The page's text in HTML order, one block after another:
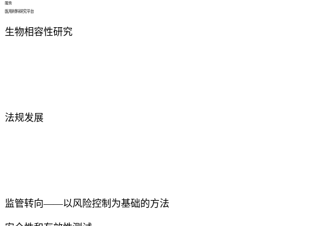
服务
医用材料研究平台
生物相容性研究
法规发展
监管转向——以风险控制为基础的方法